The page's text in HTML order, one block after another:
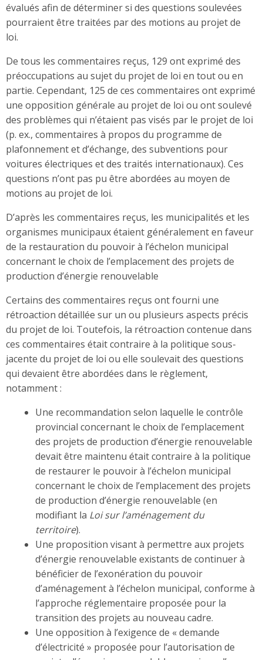
évalués afin de déterminer si des questions soulevées
pourraient être traitées par des motions au projet de
loi.
De tous les commentaires reçus, 129 ont exprimé des
préoccupations au sujet du projet de loi en tout ou en
partie. Cependant, 125 de ces commentaires ont exprimé
une opposition générale au projet de loi ou ont soulevé
des problèmes qui n’étaient pas visés par le projet de loi
(p. ex., commentaires à propos du programme de
plafonnement et d’échange, des subventions pour
voitures électriques et des traités internationaux). Ces
questions n’ont pas pu être abordées au moyen de
motions au projet de loi.
D’après les commentaires reçus, les municipalités et les
organismes municipaux étaient généralement en faveur
de la restauration du pouvoir à l’échelon municipal
concernant le choix de l’emplacement des projets de
production d’énergie renouvelable
Certains des commentaires reçus ont fourni une
rétroaction détaillée sur un ou plusieurs aspects précis
du projet de loi. Toutefois, la rétroaction contenue dans
ces commentaires était contraire à la politique sous-
jacente du projet de loi ou elle soulevait des questions
qui devaient être abordées dans le règlement,
notamment :
Une recommandation selon laquelle le contrôle
provincial concernant le choix de l’emplacement
des projets de production d’énergie renouvelable
devait être maintenu était contraire à la politique
de restaurer le pouvoir à l’échelon municipal
concernant le choix de l’emplacement des projets
de production d’énergie renouvelable (en
modifiant la Loi sur l’aménagement du
territoire).
Une proposition visant à permettre aux projets
d’énergie renouvelable existants de continuer à
bénéficier de l’exonération du pouvoir
d’aménagement à l’échelon municipal, conforme à
l’approche réglementaire proposée pour la
transition des projets au nouveau cadre.
Une opposition à l’exigence de « demande
d’électricité » proposée pour l’autorisation de